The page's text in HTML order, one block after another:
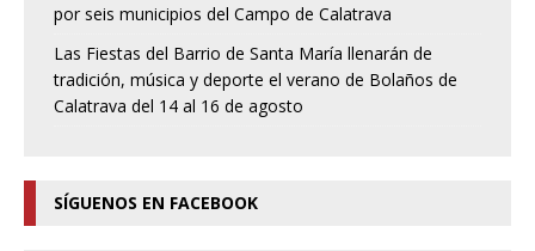
por seis municipios del Campo de Calatrava
Las Fiestas del Barrio de Santa María llenarán de
tradición, música y deporte el verano de Bolaños de
Calatrava del 14 al 16 de agosto
SÍGUENOS EN FACEBOOK